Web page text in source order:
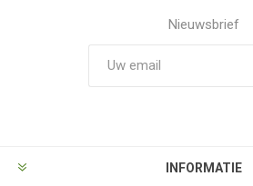
Nieuwsbrief
INFORMATIE